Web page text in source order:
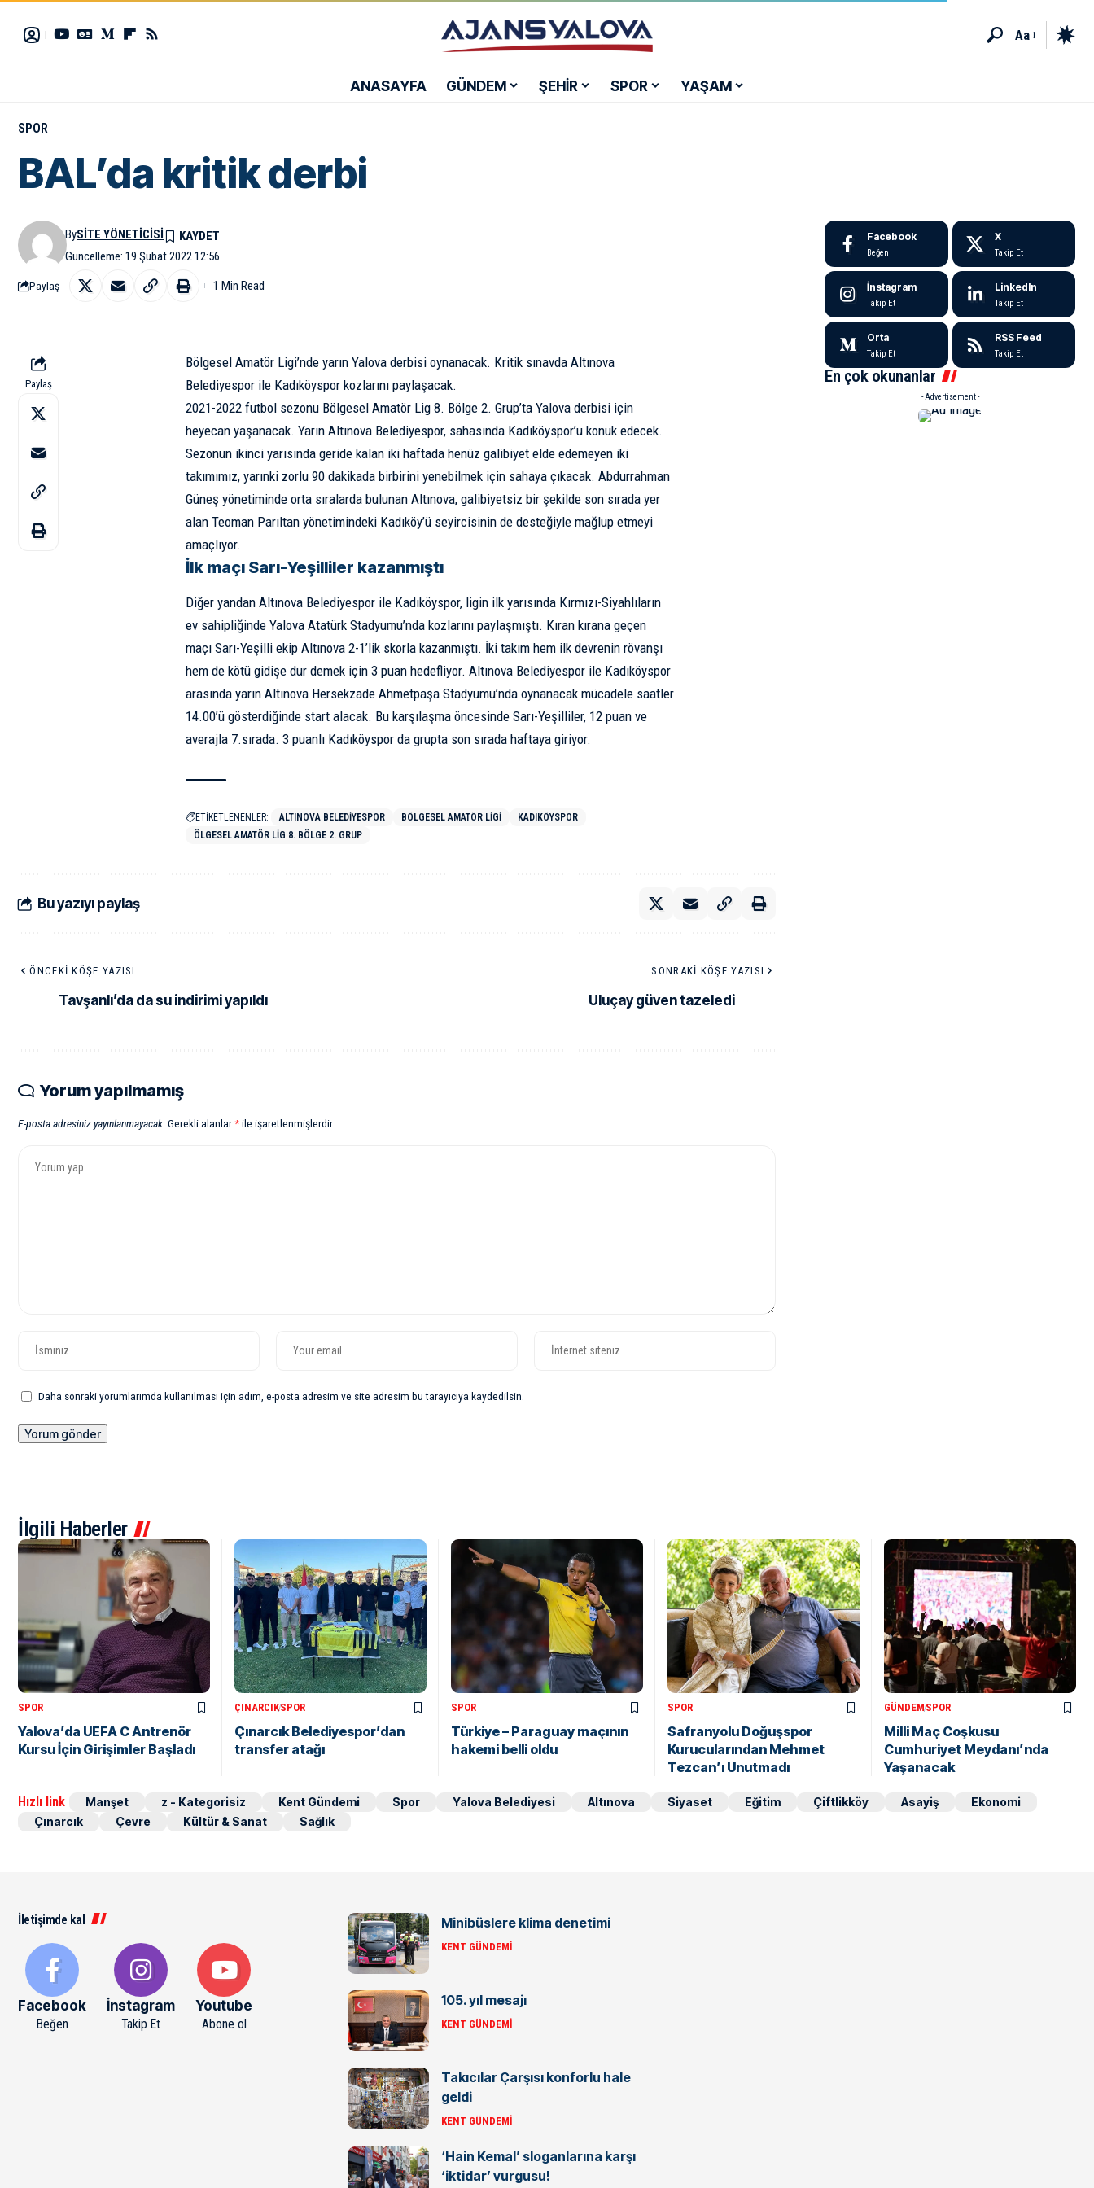
Aa
ANASAYFA GÜNDEM ŞEHİR SPOR YAŞAM
SPOR
BAL’da kritik derbi
Güncelleme: 19 Şubat 2022 12:56
BySITE YÖNETICISI
Paylaş 1 Min Read
Paylaş
Bölgesel Amatör Ligi’nde yarın Yalova derbisi oynanacak. Kritik sınavda Altınova
Belediyespor ile Kadıköyspor kozlarını paylaşacak.
2021-2022 futbol sezonu Bölgesel Amatör Lig 8. Bölge 2. Grup’ta Yalova derbisi için
heyecan yaşanacak. Yarın Altınova Belediyespor, sahasında Kadıköyspor’u konuk edecek.
Sezonun ikinci yarısında geride kalan iki haftada henüz galibiyet elde edemeyen iki
takımımız, yarınki zorlu 90 dakikada birbirini yenebilmek için sahaya çıkacak. Abdurrahman
Güneş yönetiminde orta sıralarda bulunan Altınova, galibiyetsiz bir şekilde son sırada yer
alan Teoman Parıltan yönetimindeki Kadıköy’ü seyircisinin de desteğiyle mağlup etmeyi
amaçlıyor.
İlk maçı Sarı-Yeşilliler kazanmıştı
Diğer yandan Altınova Belediyespor ile Kadıköyspor, ligin ilk yarısında Kırmızı-Siyahlıların
ev sahipliğinde Yalova Atatürk Stadyumu’nda kozlarını paylaşmıştı. Kıran kırana geçen
maçı Sarı-Yeşilli ekip Altınova 2-1’lik skorla kazanmıştı. İki takım hem ilk devrenin rövanşı
hem de kötü gidişe dur demek için 3 puan hedefliyor. Altınova Belediyespor ile Kadıköyspor
arasında yarın Altınova Hersekzade Ahmetpaşa Stadyumu’nda oynanacak mücadele saatler
14.00’ü gösterdiğinde start alacak. Bu karşılaşma öncesinde Sarı-Yeşilliler, 12 puan ve
averajla 7.sırada. 3 puanlı Kadıköyspor da grupta son sırada haftaya giriyor.
ETİKETLENENLER: ALTINOVA BELEDIYESPOR BÖLGESEL AMATÖR LIGI
KADIKÖYSPOR
ÖLGESEL AMATÖR LIG 8. BÖLGE 2. GRUP
Bu yazıyı paylaş
ÖNCEKI KÖŞE YAZISI
Tavşanlı’da da su indirimi yapıldı
SONRAKI KÖŞE YAZISI
Uluçay güven tazeledi
Yorum yapılmamış
E-posta adresiniz yayınlanmayacak. Gerekli alanlar*ile işaretlenmişlerdir
Daha sonraki yorumlarımda kullanılması için adım, e-posta adresim ve site adresim bu tarayıcıya kaydedilsin.
Facebook
Beğen
X
Takip Et
İnstagram
Takip Et
LinkedIn
Takip Et
Orta
Takip Et
RSS Feed
Takip Et
En çok okunanlar
- Advertisement -
İlgili Haberler
SPOR
Yalova’da UEFA C Antrenör
Kursu İçin Girişimler Başladı
ÇINARCIKSPOR
Çınarcık Belediyespor’dan
transfer atağı
SPOR
Türkiye – Paraguay maçının
hakemi belli oldu
SPOR
Safranyolu Doğuşspor
Kurucularından Mehmet
Tezcan’ı Unutmadı
GÜNDEMSPOR
Milli Maç Coşkusu
Cumhuriyet Meydanı’nda
Yaşanacak
Hızlı link Manşet z - Kategorisiz Kent Gündemi Spor Yalova Belediyesi Altınova Siyaset Eğitim Çiftlikköy Asayiş
Ekonomi
Çınarcık
Çevre Kültür & Sanat Sağlık
İletişimde kal
Facebook
Beğen
İnstagram
Takip Et
Youtube
Abone ol
Minibüslere klima denetimi
KENT GÜNDEMI
105. yıl mesajı
KENT GÜNDEMI
Takıcılar Çarşısı konforlu hale
geldi
KENT GÜNDEMI
‘Hain Kemal’ sloganlarına karşı
‘iktidar’ vurgusu!